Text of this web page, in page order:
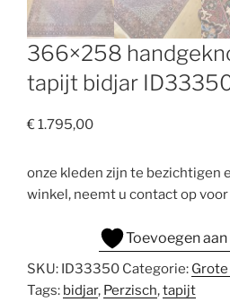
366×258
tapijt bidjar
€1.795,00
onze kleden zijn te bezichtigen
winkel, neemt u contact op
Toevoegen
SKU: ID33350 Categorie:
Tags: bidjar, Perzisch,tapijt